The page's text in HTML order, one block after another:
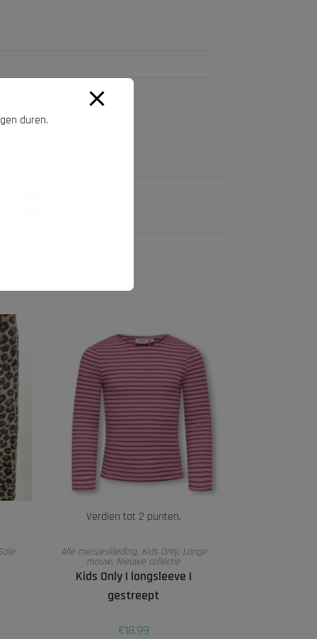
Verdien tot 2 punten.
OPTIES SELECTEREN
Alle meisjeskleding, Kids Only, Lange
mouw, Nieuwe collectie
Kids Only | longsleeve |
gestreept
€18,99
duren.